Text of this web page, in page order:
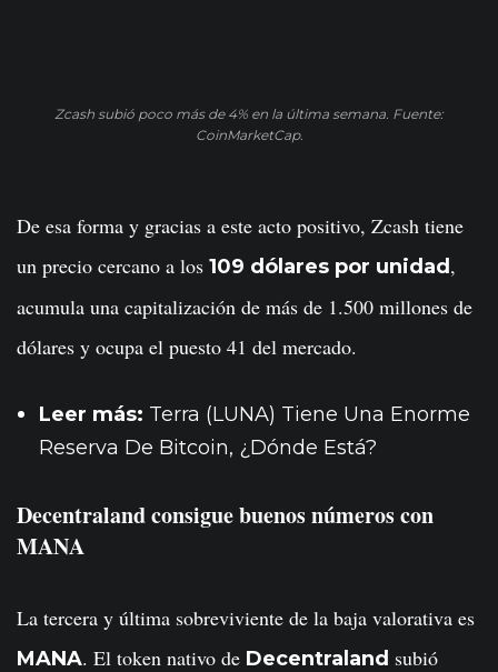
Zcash subió poco más de 4% en la última semana. Fuente:
CoinMarketCap.
De esa forma y gracias a este acto positivo, Zcash tiene
un precio cercano a los 109 dólares por unidad,
acumula una capitalización de más de 1.500 millones de
dólares y ocupa el puesto 41 del mercado.
Leer más: Terra (LUNA) Tiene Una Enorme
Reserva De Bitcoin, ¿Dónde Está?
Decentraland consigue buenos números con
MANA
La tercera y última sobreviviente de la baja valorativa es
MANA. El token nativo de Decentraland subió